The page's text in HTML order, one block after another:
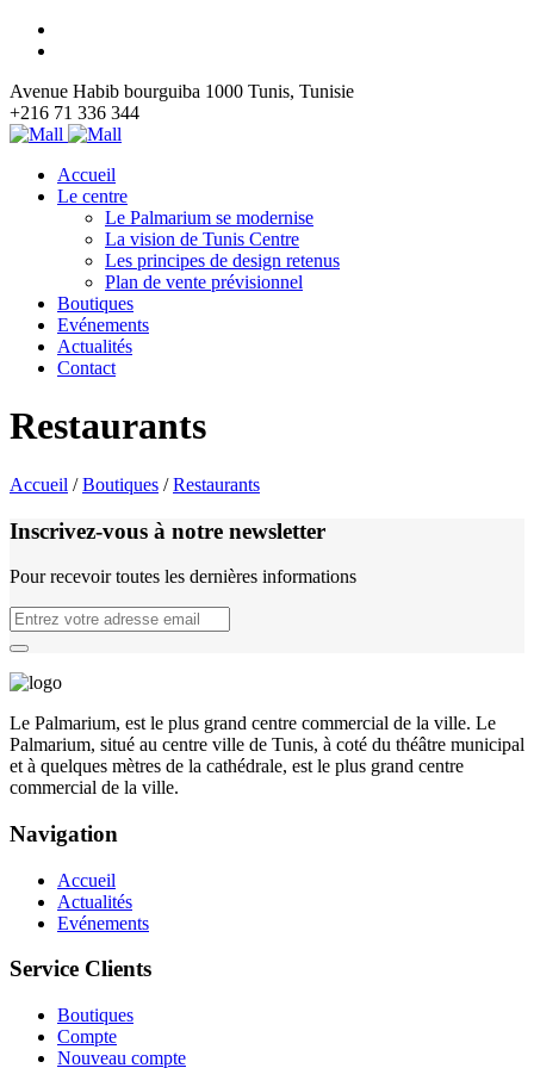
Avenue Habib bourguiba 1000 Tunis, Tunisie
+216 71 336 344
Accueil
Le centre
Le Palmarium se modernise
La vision de Tunis Centre
Les principes de design retenus
Plan de vente prévisionnel
Boutiques
Evénements
Actualités
Contact
Restaurants
Accueil /Boutiques /Restaurants
Inscrivez-vous à notre newsletter
Pour recevoir toutes les dernières informations
Le Palmarium, est le plus grand centre commercial de la ville. Le
Palmarium, situé au centre ville de Tunis, à coté du théâtre municipal
et à quelques mètres de la cathédrale, est le plus grand centre
commercial de la ville.
Navigation
Accueil
Actualités
Evénements
Service Clients
Boutiques
Compte
Nouveau compte